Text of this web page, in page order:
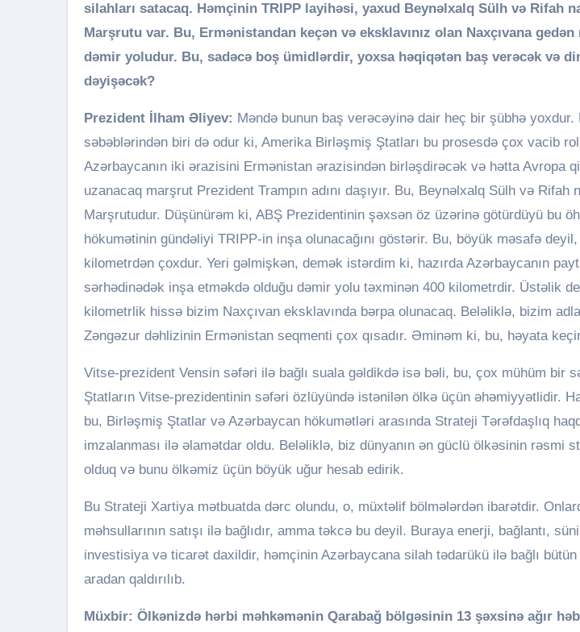
silahları satacaq. Həmçinin TRIPP layihəsi, yaxud Beynəlxalq Sülh və Rifah
Marşrutu var. Bu, Ermənistandan keçən və eksklavınız olan Naxçıvana
dəmir yoludur. Bu, sadəcə boş ümidlərdir, yoxsa həqiqətən baş verəcək və
dəyişəcək?
Prezident İlham Əliyev: Məndə bunun baş verəcəyinə dair heç bir şübhə yoxdur.
səbəblərindən biri də odur ki, Amerika Birləşmiş Ştatları bu prosesdə çox vacib rol
Azərbaycanın iki ərazisini Ermənistan ərazisindən birləşdirəcək və hətta Avropa
uzanacaq marşrut Prezident Trampın adını daşıyır. Bu, Beynəlxalq Sülh və Rifah
Marşrutudur. Düşünürəm ki, ABŞ Prezidentinin şəxsən öz üzərinə götürdüyü bu
hökumətinin gündəliyi TRIPP-in inşa olunacağını göstərir. Bu, böyük məsafə
kilometrdən çoxdur. Yeri gəlmişkən, demək istərdim ki, hazırda Azərbaycanın
sərhədinədək inşa etməkdə olduğu dəmir yolu təxminən 400 kilometrdir. Üstəlik
kilometrlik hissə bizim Naxçıvan eksklavında bərpa olunacaq. Beləliklə, bizim
Zəngəzur dəhlizinin Ermənistan seqmenti çox qısadır. Əminəm ki, bu, həyata
Vitse-prezident Vensin səfəri ilə bağlı suala gəldikdə isə bəli, bu, çox mühüm bir
Ştatların Vitse-prezidentinin səfəri özlüyündə istənilən ölkə üçün əhəmiyyətlidir.
bu, Birləşmiş Ştatlar və Azərbaycan hökumətləri arasında Strateji Tərəfdaşlıq
imzalanması ilə əlamətdar oldu. Beləliklə, biz dünyanın ən güclü ölkəsinin rəsmi
olduq və bunu ölkəmiz üçün böyük uğur hesab edirik.
Bu Strateji Xartiya mətbuatda dərc olundu, o, müxtəlif bölmələrdən ibarətdir.
məhsullarının satışı ilə bağlıdır, amma təkcə bu deyil. Buraya enerji, bağlantı,
investisiya və ticarət daxildir, həmçinin Azərbaycana silah tədarükü ilə bağlı
aradan qaldırılıb.
Müxbir: Ölkənizdə hərbi məhkəmənin Qarabağ bölgəsinin 13 şəxsinə ağır